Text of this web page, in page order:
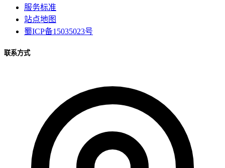
服务标准
站点地图
蜀ICP备15035023号
联系方式